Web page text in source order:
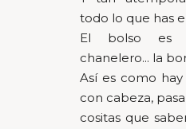
todo lo que has
El bolso es
chanelero... la
Así es como
con cabeza,
cositas que